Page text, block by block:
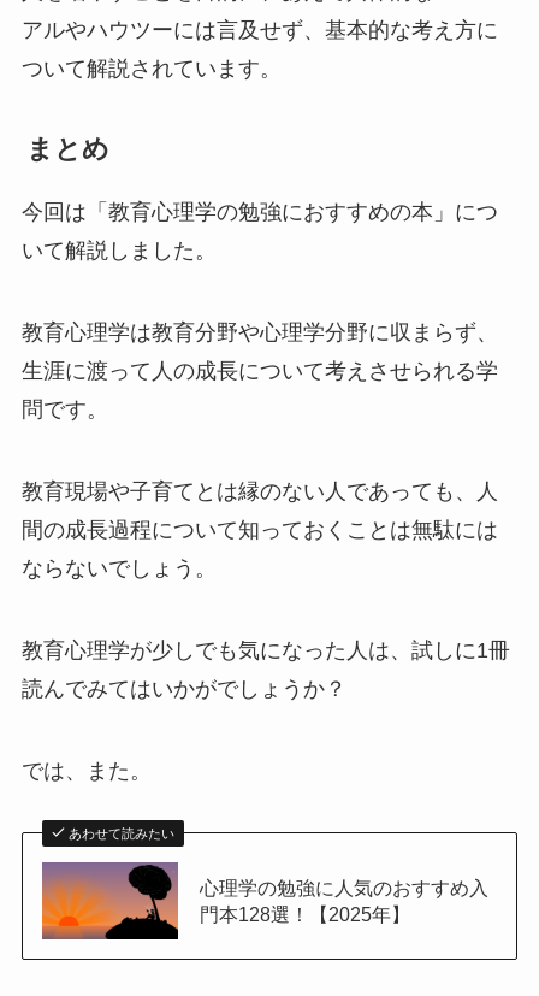
アルやハウツーには言及せず、基本的な考え方に
ついて解説されています。
まとめ
今回は「教育心理学の勉強におすすめの本」につ
いて解説しました。
教育心理学は教育分野や心理学分野に収まらず、
生涯に渡って人の成長について考えさせられる学
問です。
教育現場や子育てとは縁のない人であっても、人
間の成長過程について知っておくことは無駄には
ならないでしょう。
教育心理学が少しでも気になった人は、試しに1冊
読んでみてはいかがでしょうか？
では、また。
あわせて読みたい
心理学の勉強に人気のおすすめ入
門本128選！【2025年】